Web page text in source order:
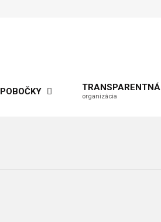
POBOČKY TRANSPARENTNÁ
organizácia